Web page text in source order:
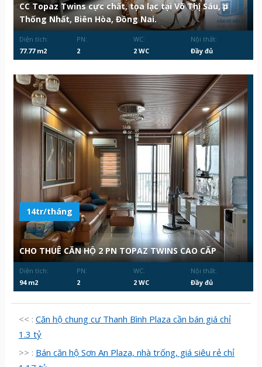
CC Topaz Twins cực chất, tọa lạc tại Võ Thị Sáu, p
Thống Nhất, Biên Hòa, Đồng Nai.
Diện tích:
77.77 m2
PN:
2
WC:
2 WC
Nội thất:
Đầy đủ
14tr/tháng
CHO THUÊ CĂN HỘ 2 PN TOPAZ TWINS CAO CẤP
Diện tích:
94 m2
PN:
2
WC:
2 WC
Nội thất:
Đầy đủ
<< : Căn hộ chung cư Thanh Bình Plaza cần bán giá chỉ
1.3 tỷ
>> : Bán căn hộ Sơn An Plaza, nhà trống, giá siêu rẻ chỉ